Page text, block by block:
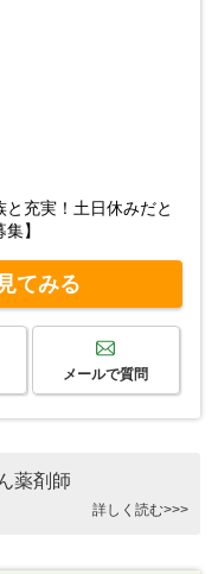
充実！土日休みだと
】
てみる
メールで質問
薬剤師
詳しく読む>>>